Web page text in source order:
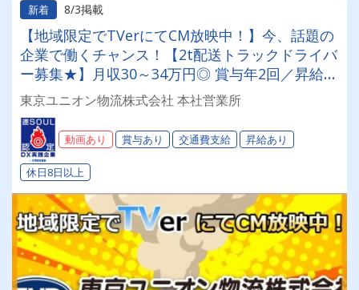
新着 8/3掲載
【地域限定でTVerにてCM放映中！】今、話題の
企業で働くチャンス！【2t配送トラックドライバ
ー募集★】月収30～34万円◎ 賞与年2回／昇給有
／福利厚生充実／仕事量安定／未経験歓迎◎【年
間休日113日以上】連休もあり◎プライベート充
実可◎「安心・安全」で働く。東京ユニオン物流
でドライバーライフを送りませんか？
東京ユニオン物流株式会社 本社営業所
動画あり 賞与あり 交通費支給 昇給あり
休日8日以上